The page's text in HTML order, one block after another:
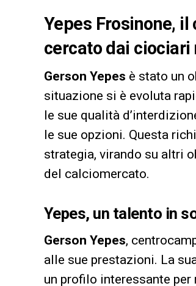
Yepes Frosinone,
cercato dai
Gerson Yepes è stato un
situazione si è evoluta
le sue qualità
le sue opzioni. Questa
strategia, virando su altri
del calciomercato.
Yepes, un talento in
Gerson Yepes,
alle sue prestazioni. La
un profilo interessante